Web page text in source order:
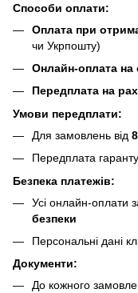
Способи оплати:
Оплата при
чи Укрпошту)
Онлайн-оплата на
Передплата на
Умови передплати:
Для замовлень від
Передплата
Безпека платежів:
Усі онлайн-оплати
безпеки
Персональні дані
Документи:
До кожного